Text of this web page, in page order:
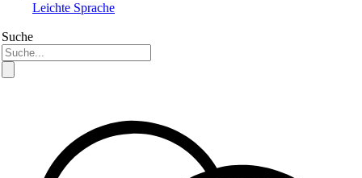
Leichte Sprache
Suche